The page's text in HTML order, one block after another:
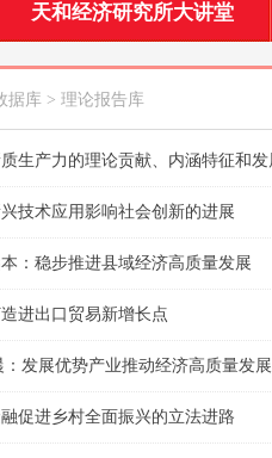
天和经济研究所大讲堂
据库 > 理论报告库
生产力的理论贡献、内涵特征和发
技术应用影响社会创新的进展
：稳步推进县域经济高质量发展
进出口贸易新增长点
发展优势产业推动经济高质量发展
促进乡村全面振兴的立法进路